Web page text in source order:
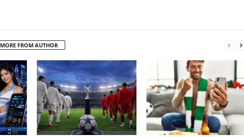
MORE FROM AUTHOR